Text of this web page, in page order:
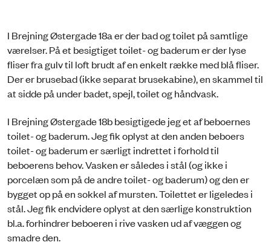
I Brejning Østergade 18a er der bad og toilet på samtlige
værelser. På et besigtiget toilet- og baderum er der lyse
fliser fra gulv til loft brudt af en enkelt række med blå fliser.
Der er brusebad (ikke separat brusekabine), en skammel til
at sidde på under badet, spejl, toilet og håndvask.
I Brejning Østergade 18b besigtigede jeg et af beboernes
toilet- og baderum. Jeg fik oplyst at den anden beboers
toilet- og baderum er særligt indrettet i forhold til
beboerens behov. Vasken er således i stål (og ikke i
porcelæn som på de andre toilet- og baderum) og den er
bygget op på en sokkel af mursten. Toilettet er ligeledes i
stål. Jeg fik endvidere oplyst at den særlige konstruktion
bl.a. forhindrer beboeren i rive vasken ud af væggen og
smadre den.